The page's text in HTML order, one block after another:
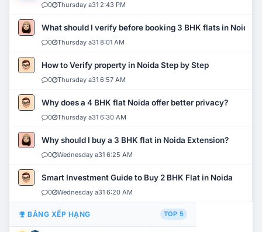
0 Thursday a31 2:43 PM
What should I verify before booking 3 BHK flats in Noida?
0 Thursday a31 8:01 AM
How to Verify property in Noida Step by Step
0 Thursday a31 6:57 AM
Why does a 4 BHK flat Noida offer better privacy?
0 Thursday a31 6:30 AM
Why should I buy a 3 BHK flat in Noida Extension?
0 Wednesday a31 6:25 AM
Smart Investment Guide to Buy 2 BHK Flat in Noida
0 Wednesday a31 6:20 AM
BẢNG XẾP HẠNG TOP 5